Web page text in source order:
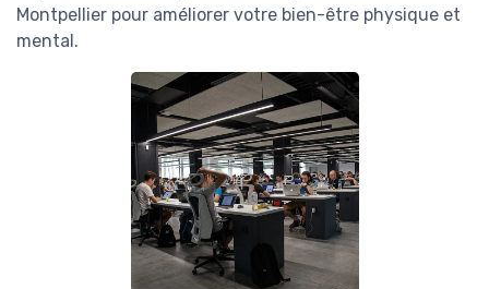
Montpellier pour améliorer votre bien-être physique et
mental.